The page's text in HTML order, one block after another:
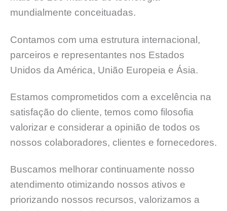
mundialmente conceituadas.
Contamos com uma estrutura internacional,
parceiros e representantes nos Estados
Unidos da América, União Europeia e Ásia.
Estamos comprometidos com a excelência na
satisfação do cliente, temos como filosofia
valorizar e considerar a opinião de todos os
nossos colaboradores, clientes e fornecedores.
Buscamos melhorar continuamente nosso
atendimento otimizando nossos ativos e
priorizando nossos recursos, valorizamos a